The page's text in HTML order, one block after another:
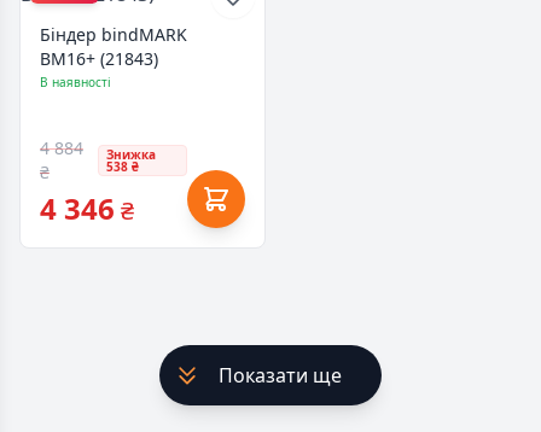
Біндер bindMARK
BM16+ (21843)
В наявності
4 884
₴
Знижка
538 ₴
4 346 ₴
Показати ще